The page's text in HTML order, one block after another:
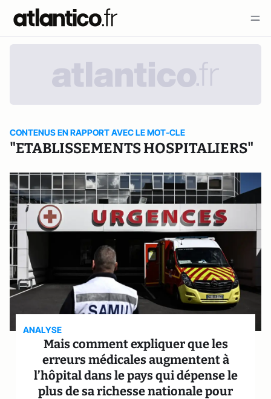
CONTENUS EN RAPPORT AVEC LE MOT-CLE
"ETABLISSEMENTS HOSPITALIERS"
ANALYSE
Mais comment expliquer que les
erreurs médicales augmentent à
l’hôpital dans le pays qui dépense le
plus de sa richesse nationale pour